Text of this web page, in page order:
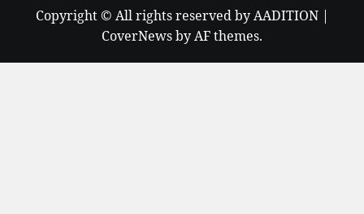
Copyright © All rights reserved by AADITION |
CoverNewsby AF themes.